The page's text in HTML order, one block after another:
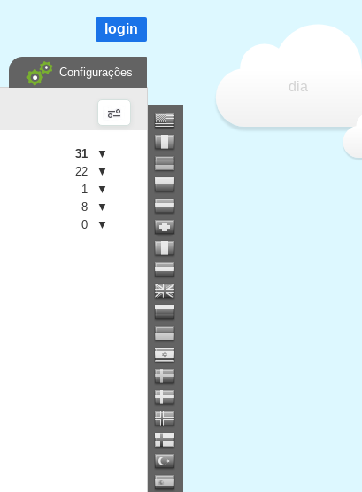
dia
login
Configurações
31
▼
22
▼
1
▼
8
▼
0 ▼